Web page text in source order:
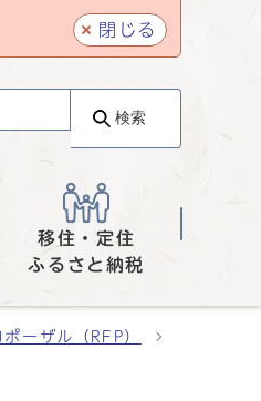
閉じる
検索
移住・定住
ふるさと納税
ーザル（RFP）